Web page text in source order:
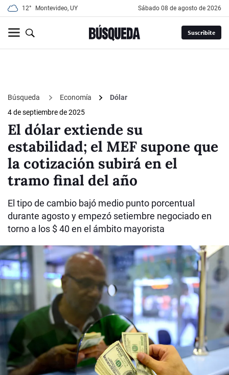
12° Montevideo, UY sábado 08 de agosto de 2026
Suscribite
Búsqueda Economía
Dólar
4 de septiembre de 2025
El dólar extiende su
estabilidad; el MEF supone que
la cotización subirá en el
tramo final del año
El tipo de cambio bajó medio punto porcentual
durante agosto y empezó setiembre negociado en
torno a los $ 40 en el ámbito mayorista